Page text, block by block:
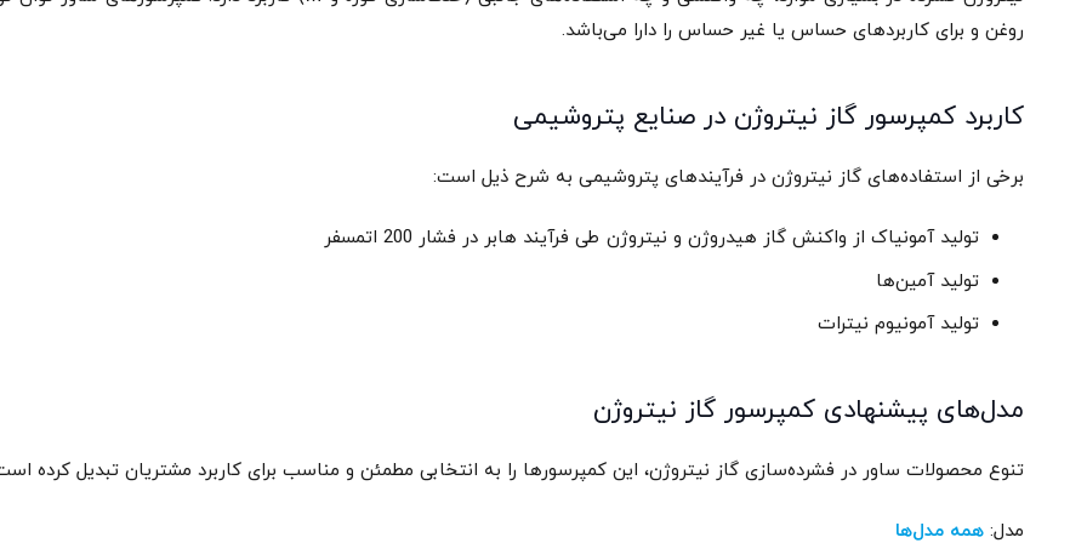
روغن و برای کاربردهای حساس یا غیر حساس را دارا می‌باشد.
کاربرد کمپرسور گاز نیتروژن در صنایع پتروشیمی
برخی از استفاده‌های گاز نیتروژن در فرآیندهای پتروشیمی به شرح ذیل است:
تولید آمونیاک از واکنش گاز هیدروژن و نیتروژن طی فرآیند هابر در فشار 200 اتمسفر
تولید آمین‏‌ها
تولید آمونیوم نیترات
مدل‌های پیشنهادی کمپرسور گاز نیتروژن
تنوع محصولات ساور در فشرده‏‌سازی گاز نیتروژن، این کمپرسورها را به انتخابی مطمئن و مناسب برای کاربرد مشتریان تبدیل کرده
مدل: همه مدل‌ها